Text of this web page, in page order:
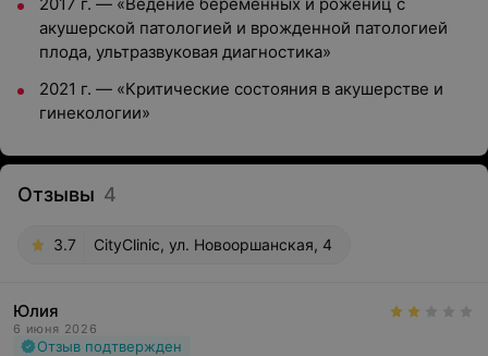
акушерской патологией и врожденной патологией
плода, ультразвуковая диагностика»
2021 г. — «Критические состояния в акушерстве и
гинекологии»
Отзывы 4
3.7 CityClinic, ул. Новооршанская, 4
Юлия
6 июня 2026
Отзыв подтвержден